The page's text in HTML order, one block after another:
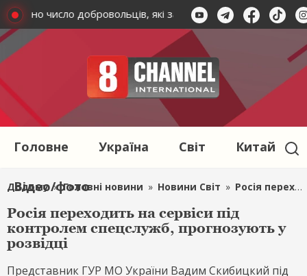
число добровольців, які захищають Україну
Головне Україна Світ Китай
Відео/фото
Додому » Головні новини » Новини Світ » Росія переходить на сервіси під контролем спецслужб, прогнозують у розвідці
Росія переходить на сервіси під
контролем спецслужб, прогнозують у
розвідці
Представник ГУР МО України Вадим Скибицкий під